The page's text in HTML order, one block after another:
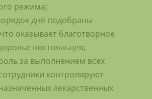
режима;
дня подобраны
оказывает благотворное
постояльцев;
за выполнением всех
контролируют
лекарственных